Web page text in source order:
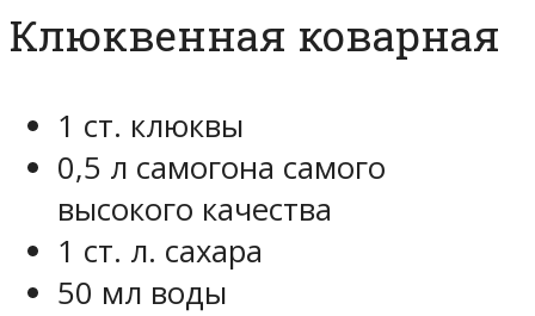
Клюквенная коварная
1 ст. клюквы
0,5 л самогона самого
высокого качества
1 ст. л. сахара
50 мл воды